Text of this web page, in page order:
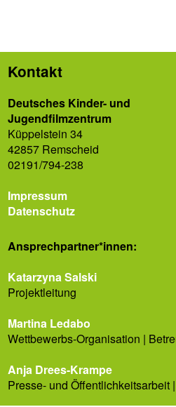
Kontakt
Deutsches Kinder- und
Jugendfilmzentrum
Küppelstein 34
42857 Remscheid
02191/794-238
Impressum
Datenschutz
Ansprech­partner*innen:
Katarzyna Salski
Projektleitung
Martina Ledabo
Wettbewerbs-Organisation |
Anja Drees-Krampe
Presse- und Öffentlichkeitsarbeit